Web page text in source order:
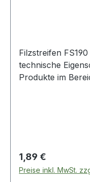
Filzstreifen
technische
Regulärer Preis:
1,89 €
Preise inkl. MwSt.